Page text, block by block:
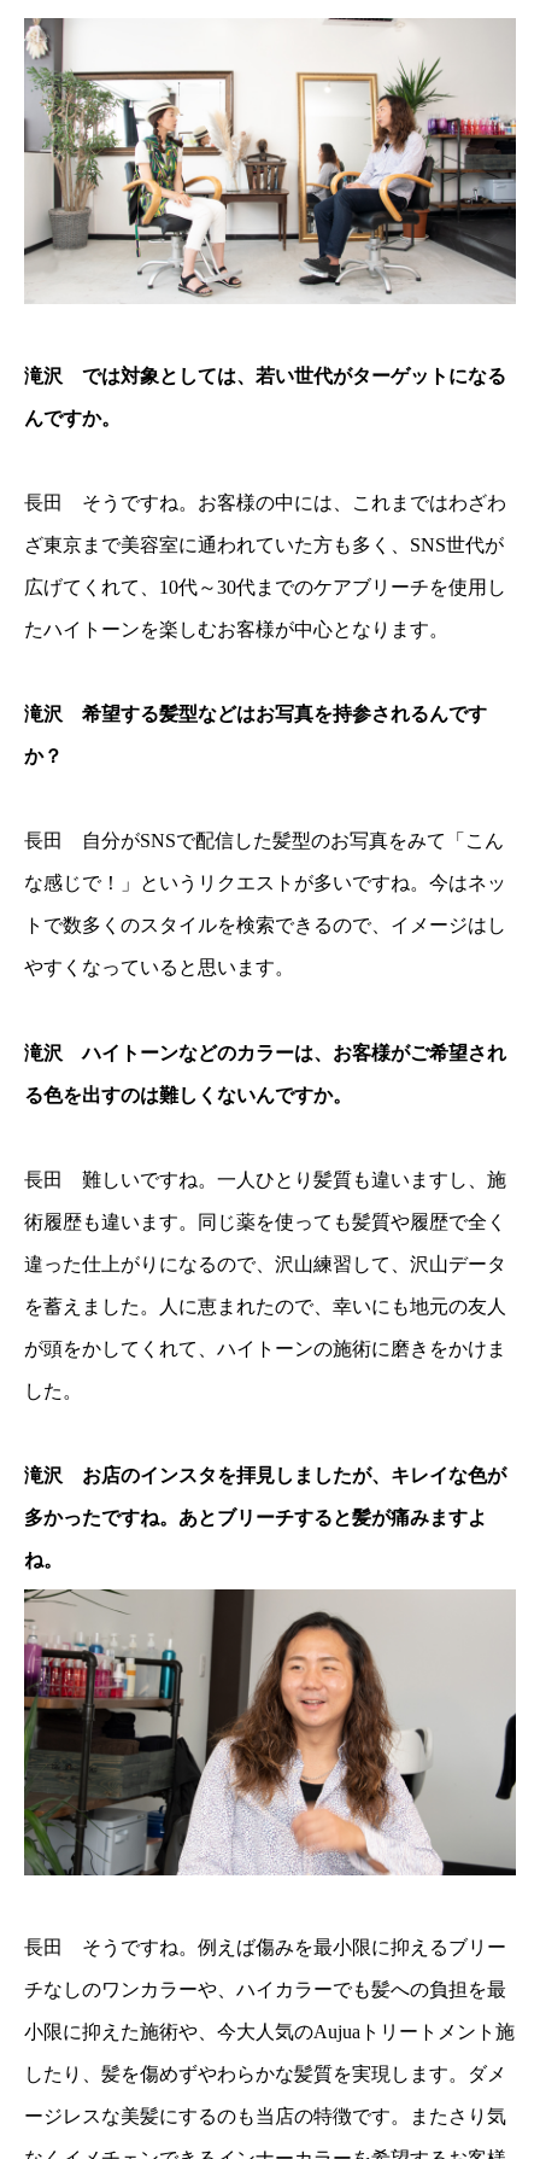
滝沢 では対象としては、若い世代がターゲットになる
んですか。
長田 そうですね。お客様の中には、これまではわざわ
ざ東京まで美容室に通われていた方も多く、SNS世代が
広げてくれて、10代～30代までのケアブリーチを使用し
たハイトーンを楽しむお客様が中心となります。
滝沢 希望する髪型などはお写真を持参されるんです
か？
長田 自分がSNSで配信した髪型のお写真をみて「こん
な感じで！」というリクエストが多いですね。今はネッ
トで数多くのスタイルを検索できるので、イメージはし
やすくなっていると思います。
滝沢 ハイトーンなどのカラーは、お客様がご希望され
る色を出すのは難しくないんですか。
長田 難しいですね。一人ひとり髪質も違いますし、施
術履歴も違います。同じ薬を使っても髪質や履歴で全く
違った仕上がりになるので、沢山練習して、沢山データ
を蓄えました。人に恵まれたので、幸いにも地元の友人
が頭をかしてくれて、ハイトーンの施術に磨きをかけま
した。
滝沢 お店のインスタを拝見しましたが、キレイな色が
多かったですね。あとブリーチすると髪が痛みますよ
ね。
長田 そうですね。例えば傷みを最小限に抑えるブリー
チなしのワンカラーや、ハイカラーでも髪への負担を最
小限に抑えた施術や、今大人気のAujuaトリートメント施
したり、髪を傷めずやわらかな髪質を実現します。ダメ
ージレスな美髪にするのも当店の特徴です。またさり気